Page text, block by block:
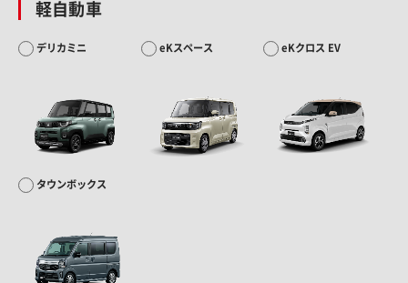
軽自動車
デリカミニ eKスペース eKクロス EV
タウンボックス